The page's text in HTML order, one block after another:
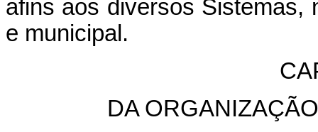
afins aos diversos Sistemas,
e municipal.
DA